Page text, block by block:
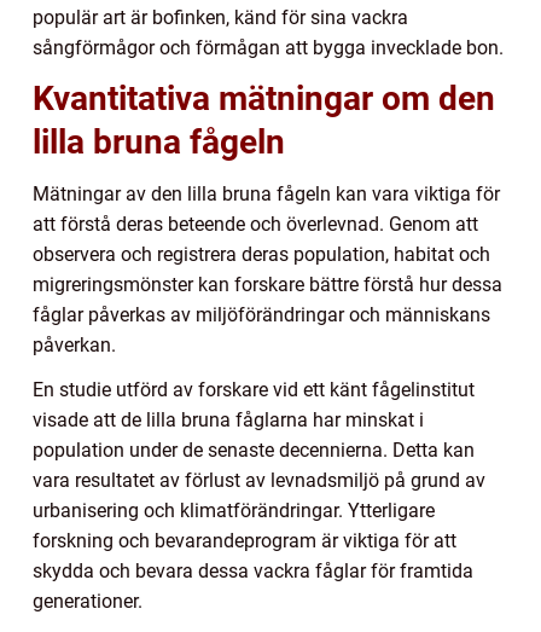
populär art är bofinken, känd för sina vackra
sångförmågor och förmågan att bygga invecklade bon.
Kvantitativa mätningar om den
lilla bruna fågeln
Mätningar av den lilla bruna fågeln kan vara viktiga för
att förstå deras beteende och överlevnad. Genom att
observera och registrera deras population, habitat och
migreringsmönster kan forskare bättre förstå hur dessa
fåglar påverkas av miljöförändringar och människans
påverkan.
En studie utförd av forskare vid ett känt fågelinstitut
visade att de lilla bruna fåglarna har minskat i
population under de senaste decennierna. Detta kan
vara resultatet av förlust av levnadsmiljö på grund av
urbanisering och klimatförändringar. Ytterligare
forskning och bevarandeprogram är viktiga för att
skydda och bevara dessa vackra fåglar för framtida
generationer.